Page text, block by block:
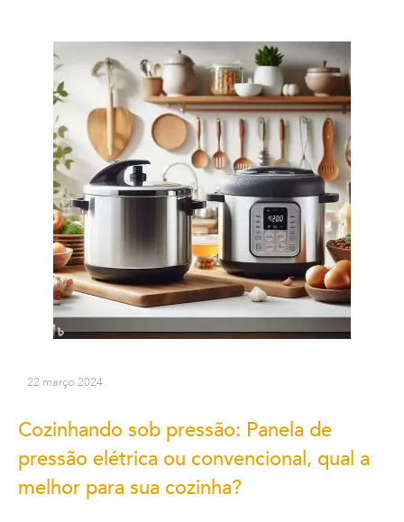
22 março 2024
Cozinhando sob pressão: Panela de
pressão elétrica ou convencional, qual a
melhor para sua cozinha?